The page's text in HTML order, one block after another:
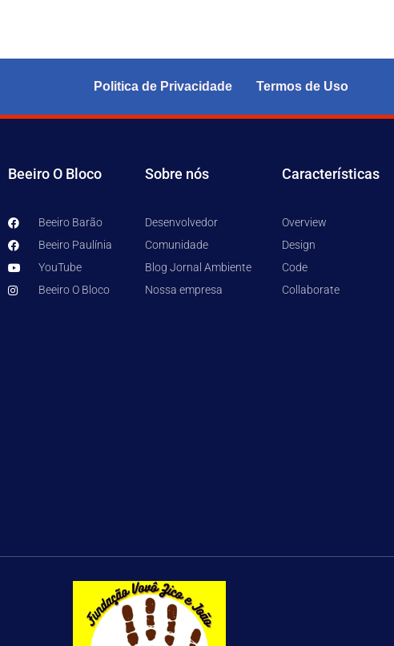
Politica de Privacidade Termos de Uso
Beeiro O Bloco
Beeiro Barão
Beeiro Paulínia
YouTube
Beeiro O Bloco
Sobre nós
Desenvolvedor
Comunidade
Blog Jornal Ambiente
Nossa empresa
Características
Overview
Design
Code
Collaborate